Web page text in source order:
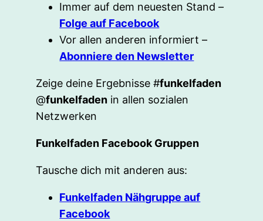
Immer auf dem neuesten Stand –
Folge auf Facebook
Vor allen anderen informiert –
Abonniere den Newsletter
Zeige deine Ergebnisse #funkelfaden
@funkelfaden in allen sozialen
Netzwerken
Funkelfaden Facebook Gruppen
Tausche dich mit anderen aus:
Funkelfaden Nähgruppe auf
Facebook